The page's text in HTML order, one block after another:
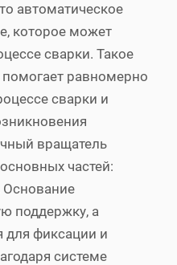
автоматическое
которое может
сварки. Такое
равномерно
сварки и
вращатель
частей:
Основание
поддержку, а
для фиксации и
системе